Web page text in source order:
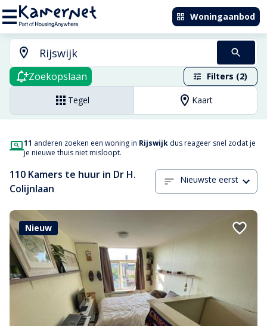
Woningaanbod
Zoekopslaan Filters (2)
Tegel Kaart
11 anderen zoeken een woning in Rijswijk dus reageer snel zodat je
je nieuwe thuis niet misloopt.
110 Kamers te huur in Dr H.
Colijnlaan
Nieuwste eerst
Nieuw